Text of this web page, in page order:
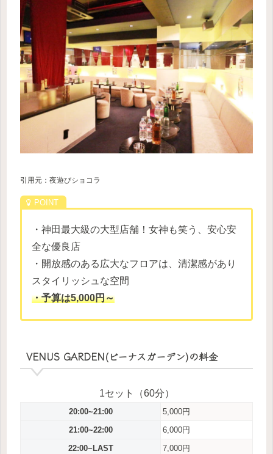
引用元：夜遊びショコラ
・神田最大級の大型店舗！女神も笑う、安心安
全な優良店
・開放感のある広大なフロアは、清潔感があり
スタイリッシュな空間
・予算は5,000円～
VENUS GARDEN(ビーナスガーデン)の料金
1セット（60分）
20:00~21:00
5,000円
21:00~22:00
6,000円
22:00~LAST
7,000円